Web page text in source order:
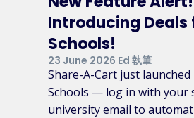
Introducing Deals
Schools!
23 June 2026 Ed 執筆
Share-A-Cart just
Schools — log in with your
university email to